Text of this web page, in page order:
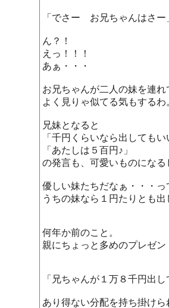
「でさー お兄ちゃんはさー
ん？！
えっ！！！
あぁ・・・
お兄ちゃんが二人の妹を連
よく見りゃ似てる気もする
兄妹となると
「千円くらいなら出しても
「あたしは５百円♪」
の発言も、可愛いものにな
優しい妹たちだなぁ・・・っ
うちの妹なら１円たりとも
何年か前のこと。
親にちょっと多めのプレゼ
「兄ちゃんが１万８千円出
あり得ない分配を持ち掛けら